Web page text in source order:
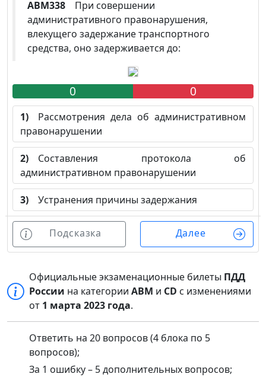
ABM338 При совершении
административного правонарушения,
влекущего задержание транспортного
средства, оно задерживается до:
0 0
1) Рассмотрения дела об административном
правонарушении
2) Составления протокола об
административном правонарушении
3) Устранения причины задержания
Подсказка Далее
Официальные экзаменационные билеты ПДД
России на категорииABM и CD с изменениями
от 1 марта 2023 года.
Ответить на 20 вопросов (4 блока по 5
вопросов);
За 1 ошибку – 5 дополнительных вопросов;